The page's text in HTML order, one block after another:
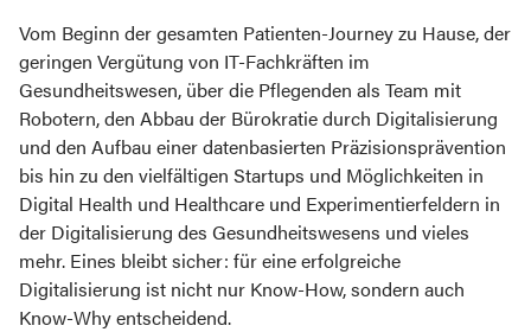
Vom Beginn der gesamten Patienten-Journey zu Hause, der
geringen Vergütung von IT-Fachkräften im
Gesundheitswesen, über die Pflegenden als Team mit
Robotern, den Abbau der Bürokratie durch Digitalisierung
und den Aufbau einer datenbasierten Präzisionsprävention
bis hin zu den vielfältigen Startups und Möglichkeiten in
Digital Health und Healthcare und Experimentierfeldern in
der Digitalisierung des Gesundheitswesens und vieles
mehr. Eines bleibt sicher: für eine erfolgreiche
Digitalisierung ist nicht nur Know-How, sondern auch
Know-Why entscheidend.